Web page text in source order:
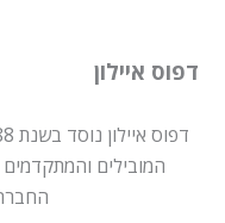
דפוס איילון
המובילים